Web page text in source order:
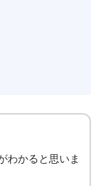
わかると思いま